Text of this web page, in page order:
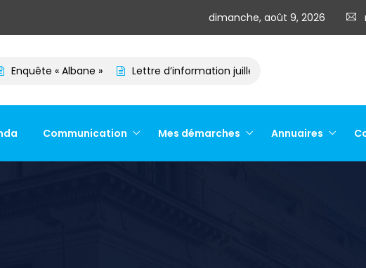
dimanche, août 9, 2026
« Albane » Lettre d’information juillet 2026 Arrêté
Communication Mes démarches Annuaires